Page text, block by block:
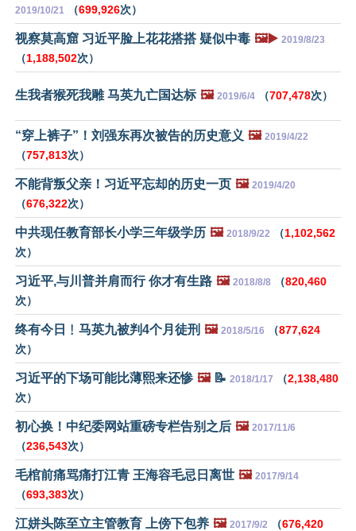
2019/10/21 （699,926次）
视察莫高窟 习近平脸上花花搭搭 疑似中毒 🖼️▶️ 2019/8/23
（1,188,502次）
生我者猴死我雕 马英九亡国达标 🖼️ 2019/6/4 （707,478次）
“穿上裤子”！刘强东再次被告的历史意义 🖼️ 2019/4/22
（757,813次）
不能背叛父亲！习近平忘却的历史一页 🖼️ 2019/4/20
（676,322次）
中共现任教育部长小学三年级学历 🖼️ 2018/9/22 （1,102,562
次）
习近平,与川普并肩而行 你才有生路 🖼️ 2018/8/8 （820,460
次）
终有今日﹗马英九被判4个月徒刑 🖼️ 2018/5/16 （877,624
次）
习近平的下场可能比薄熙来还惨 🖼️📝 2018/1/17 （2,138,480
次）
初心换！中纪委网站重磅专栏告别之后 🖼️ 2017/11/6
（236,543次）
毛棺前痛骂痛打江青 王海容毛忌日离世 🖼️ 2017/9/14
（693,383次）
江姘头陈至立主管教育 上傍下包养 🖼️ 2017/9/2 （676,420